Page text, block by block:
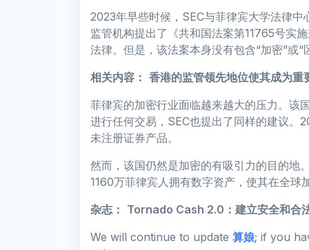
2023年早些时候，SEC与菲律宾大学法律中
监管机构提出了《共和国法案第11765号实
法律。但是，该法案本身没有包含“加密”或“
相关内容： 香港的监管领先地位使其成为重
菲律宾的加密行业面临越来越大的压力。该
进行任何交易，SEC也提出了同样的建议
未注册证券产品。
然而，该国仍然是加密的有吸引力的目的地
1160万菲律宾人拥有数字资产，使其在全球
杂志： Tornado Cash 2.0：建立安全和合
We will continue to update 算娘; if you